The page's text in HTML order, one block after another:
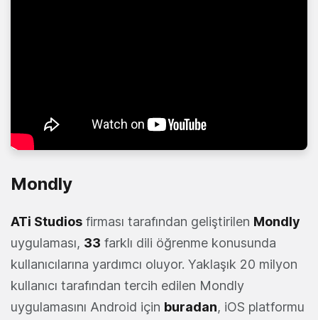
Mondly
ATi Studios firması tarafından geliştirilen Mondly
uygulaması, 33 farklı dili öğrenme konusunda
kullanıcılarına yardımcı oluyor. Yaklaşık 20 milyon
kullanıcı tarafından tercih edilen Mondly
uygulamasını Android için buradan, iOS platformu